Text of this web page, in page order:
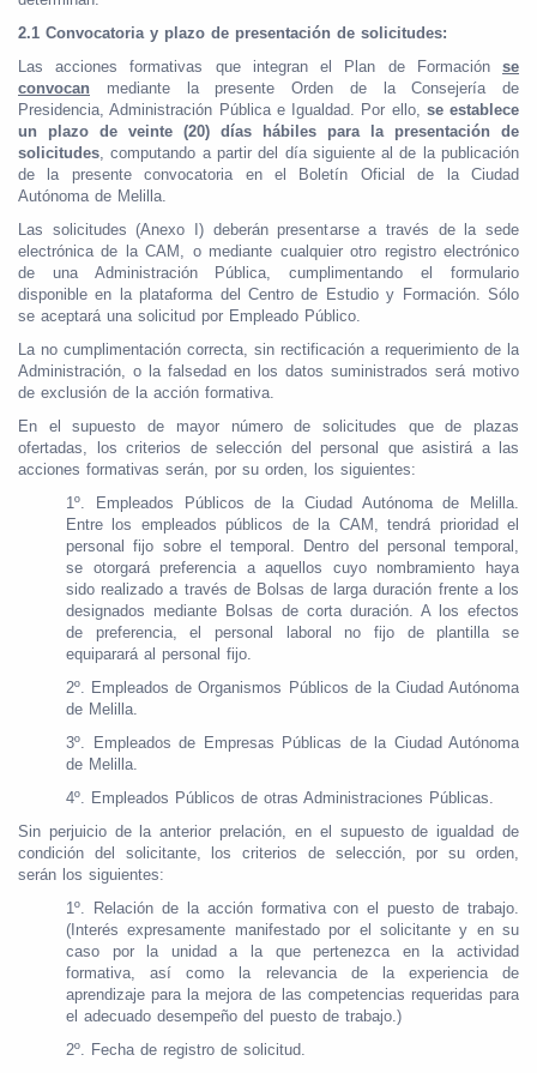
2.1 Convocatoria y plazo de presentación de solicitudes:
Las acciones formativas que integran el Plan de Formación se
convocan mediante la presente Orden de la Consejería de
Presidencia, Administración Pública e Igualdad. Por ello, se establece
un plazo de veinte (20) días hábiles para la presentación de
solicitudes, computando a partir del día siguiente al de la publicación
de la presente convocatoria en el Boletín Oficial de la Ciudad
Autónoma de Melilla.
Las solicitudes (Anexo I) deberán presentarse a través de la sede
electrónica de la CAM, o mediante cualquier otro registro electrónico
de una Administración Pública, cumplimentando el formulario
disponible en la plataforma del Centro de Estudio y Formación. Sólo
se aceptará una solicitud por Empleado Público.
La no cumplimentación correcta, sin rectificación a requerimiento de la
Administración, o la falsedad en los datos suministrados será motivo
de exclusión de la acción formativa.
En el supuesto de mayor número de solicitudes que de plazas
ofertadas, los criterios de selección del personal que asistirá a las
acciones formativas serán, por su orden, los siguientes:
1º. Empleados Públicos de la Ciudad Autónoma de Melilla.
Entre los empleados públicos de la CAM, tendrá prioridad el
personal fijo sobre el temporal. Dentro del personal temporal,
se otorgará preferencia a aquellos cuyo nombramiento haya
sido realizado a través de Bolsas de larga duración frente a los
designados mediante Bolsas de corta duración. A los efectos
de preferencia, el personal laboral no fijo de plantilla se
equiparará al personal fijo.
2º. Empleados de Organismos Públicos de la Ciudad Autónoma
de Melilla.
3º. Empleados de Empresas Públicas de la Ciudad Autónoma
de Melilla.
4º. Empleados Públicos de otras Administraciones Públicas.
Sin perjuicio de la anterior prelación, en el supuesto de igualdad de
condición del solicitante, los criterios de selección, por su orden,
serán los siguientes:
1º. Relación de la acción formativa con el puesto de trabajo.
(Interés expresamente manifestado por el solicitante y en su
caso por la unidad a la que pertenezca en la actividad
formativa, así como la relevancia de la experiencia de
aprendizaje para la mejora de las competencias requeridas para
el adecuado desempeño del puesto de trabajo.)
2º. Fecha de registro de solicitud.